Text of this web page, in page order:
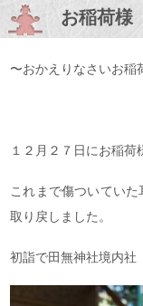
お稲荷様
〜おかえりなさいお稲
１２月２７日にお稲荷
これまで傷ついてい
取り戻しました。
初詣で田無神社境内社